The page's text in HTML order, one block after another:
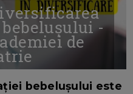
-
de
bebelușului este